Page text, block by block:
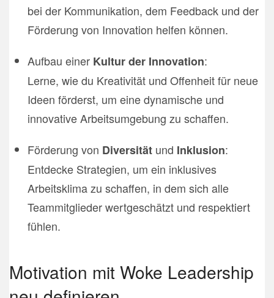
bei der Kommunikation, dem Feedback und der
Förderung von Innovation helfen können.
Aufbau einer Kultur der Innovation:
Lerne, wie du Kreativität und Offenheit für neue
Ideen förderst, um eine dynamische und
innovative Arbeitsumgebung zu schaffen.
Förderung von Diversität und Inklusion:
Entdecke Strategien, um ein inklusives
Arbeitsklima zu schaffen, in dem sich alle
Teammitglieder wertgeschätzt und respektiert
fühlen.
Motivation mit Woke Leadership